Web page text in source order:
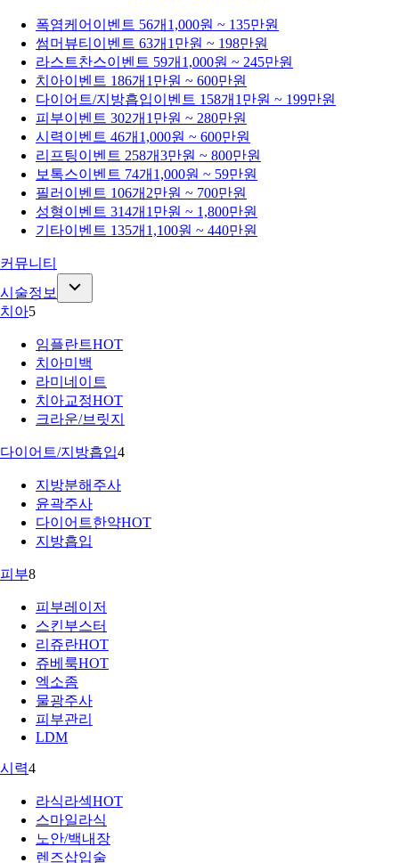
폭염케어 이벤트 56개 1,000원 ~ 135만원
썸머뷰티 이벤트 63개 1만원 ~ 198만원
라스트찬스이벤트 59개 1,000원 ~ 245만원
치아이벤트 186개 1만원 ~ 600만원
다이어트/지방흡입이벤트 158개 1만원 ~ 199만원
피부이벤트 302개 1만원 ~ 280만원
시력이벤트 46개 1,000원 ~ 600만원
리프팅이벤트 258개3만원 ~ 800만원
보톡스이벤트 74개 1,000원 ~ 59만원
필러 이벤트 106개 2만원 ~ 700만원
성형이벤트 314개 1만원 ~ 1,800만원
기타이벤트 135개 1,100원 ~ 440만원
커뮤니티
시술정보
치아5
임플란트HOT
치아미백
라미네이트
치아교정HOT
크라운/브릿지
다이어트/지방흡입4
지방분해주사
윤곽주사
다이어트한약HOT
지방흡입
피부8
피부레이저
스킨부스터
리쥬란HOT
쥬베룩HOT
엑소좀
물광주사
피부관리
LDM
시력4
라식라섹HOT
스마일라식
노안/백내장
렌즈삽입술